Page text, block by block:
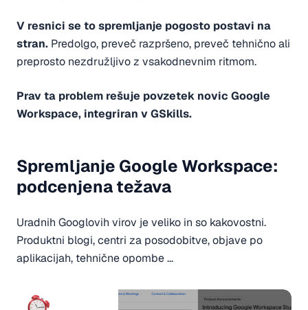
V resnici se to spremljanje pogosto postavi na
stran. Predolgo, preveč razpršeno, preveč tehnično ali
preprosto nezdružljivo z vsakodnevnim ritmom.
Prav ta problem rešuje povzetek novic Google
Workspace, integriran v GSkills.
Spremljanje Google Workspace:
podcenjena težava
Uradnih Googlovih virov je veliko in so kakovostni.
Produktni blogi, centri za posodobitve, objave po
aplikacijah, tehnične opombe ...